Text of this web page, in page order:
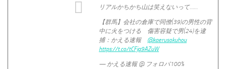
リアルかちかち山は笑えないって……
【群馬】会社の倉庫で同僚(39)の男性の背
中に火をつける 傷害容疑で男(24)を逮
捕：かえる速報 @kaerusokuhou
https://t.co/tCFjq9AZuW
— かえる速報 @ フォロバ100%